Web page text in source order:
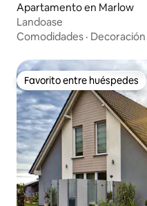
Apartamento en Marlow
Landoase
Comodidades · Decoración
Favorito entre huéspedes
Favorito entre huéspedes